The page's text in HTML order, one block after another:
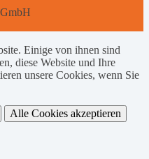
Einige von ihnen sind
diese Website und Ihre
unsere Cookies, wenn Sie
Alle Cookies akzeptieren